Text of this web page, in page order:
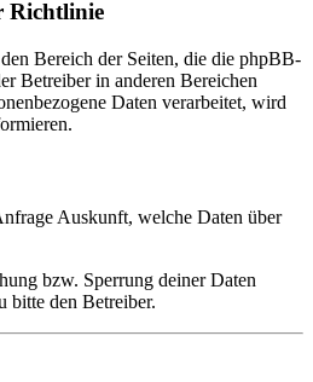
Richtlinie
Bereich der Seiten, die die phpBB-
Betreiber in anderen Bereichen
Daten verarbeitet, wird
Auskunft, welche Daten über
bzw. Sperrung deiner Daten
bitte den Betreiber.